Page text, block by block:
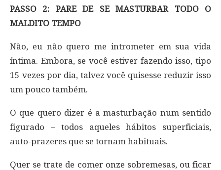
PASSO 2: PARE DE SE MASTURBAR TODO O
MALDITO TEMPO
Não, eu não quero me intrometer em sua vida
íntima. Embora, se você estiver fazendo isso, tipo
15 vezes por dia, talvez você quisesse reduzir isso
um pouco também.
O que quero dizer é a masturbação num sentido
figurado – todos aqueles hábitos superficiais,
auto-prazeres que se tornam habituais.
Quer se trate de comer onze sobremesas, ou ficar